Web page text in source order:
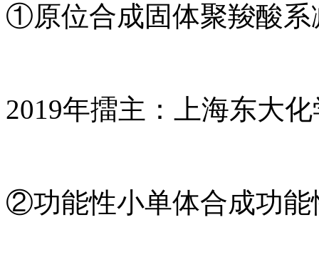
①原位合成固体聚羧酸系
2019年擂主：上海东大
②功能性小单体合成功能